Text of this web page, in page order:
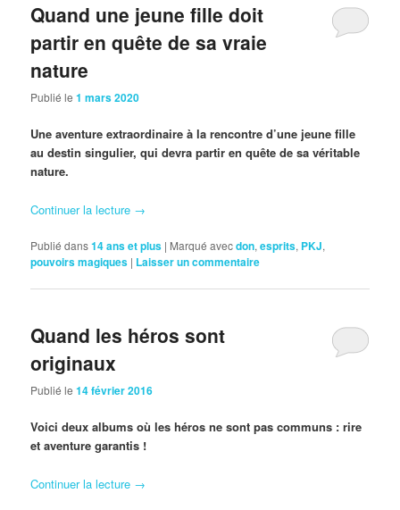
Quand une jeune fille doit
partir en quête de sa vraie
nature
Publié le1 mars 2020
Une aventure extraordinaire à la rencontre d’une jeune fille
au destin singulier, qui devra partir en quête de sa véritable
nature.
Continuer la lecture →
Publié dans14 ans et plus | Marqué avecdon,esprits, PKJ,
pouvoirs magiques | Laisser un commentaire
Quand les héros sont
originaux
Publié le14 février 2016
Voici deux albums où les héros ne sont pas communs : rire
et aventure garantis !
Continuer la lecture →